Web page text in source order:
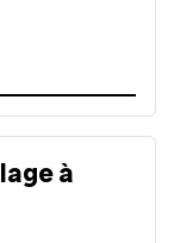
à